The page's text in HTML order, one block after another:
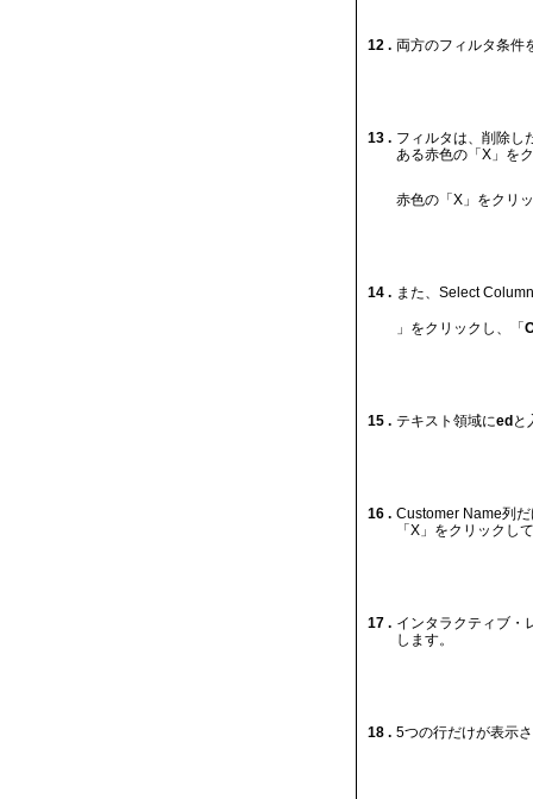
12 . 両方のフィルタ条件
13 . フィルタは、削除し
ある赤色の「X」を
赤色の「X」をクリ
14 . また、Select
」をクリックし、「
15 . テキスト領域にed と
16 . Customer Name列
「X」をクリックし
17 . インタラクティブ・
します。
18 . 5つの行だけが表示